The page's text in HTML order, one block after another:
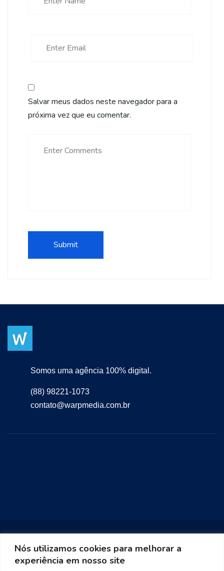
Nós utilizamos cookies para melhorar a
experiência em nosso site
Salvar meus dados neste navegador para a
próxima vez que eu comentar.
Somos uma agência 100% digital.
(88) 98221-1073
contato@warpmedia.com.br